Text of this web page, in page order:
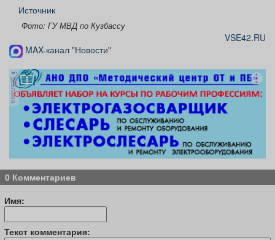
Источник
Фото: ГУ МВД по Кузбассу
VSE42.RU
MAX-канал "Новости"
реклама
0 Комментариев
Имя:
Текст комментария: